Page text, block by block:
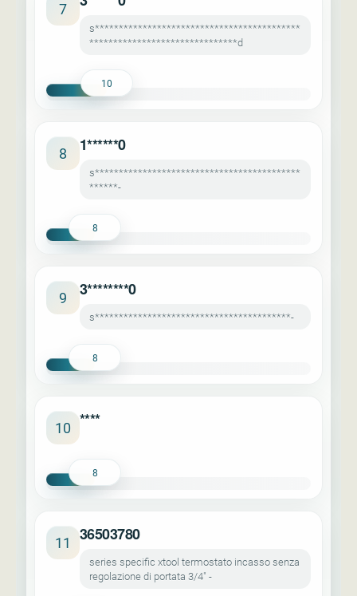
7
s*******************************************
*******************************d
10
8 1******0
s*******************************************
******-
8
9 3********0
s*****************************************-
8
10 ****
8
11 36503780
series specific xtool termostato incasso senza
regolazione di portata 3/4" -